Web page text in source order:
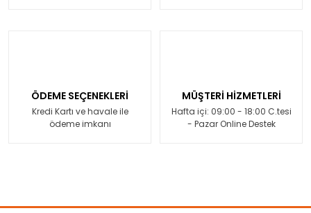
ÖDEME SEÇENEKLERİ
Kredi Kartı ve havale ile
ödeme imkanı
MÜŞTERİ HİZMETLERİ
Hafta içi: 09:00 - 18:00 C.tesi
- Pazar Online Destek